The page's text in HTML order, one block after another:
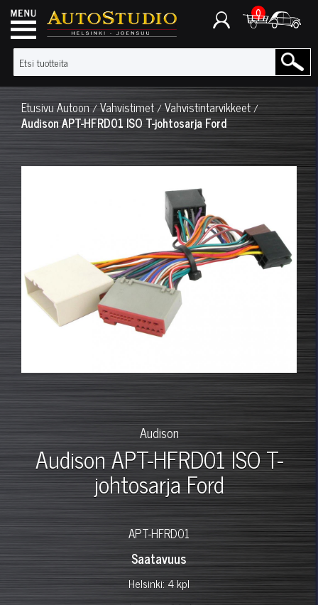
0
EtusivuAutoon/Vahvistimet/Vahvistintarvikkeet/
Audison APT-HFRD01 ISO T-johtosarja Ford
Audison
Audison APT-HFRD01 ISO T-
johtosarja Ford
APT-HFRD01
Saatavuus
Helsinki: 4 kpl